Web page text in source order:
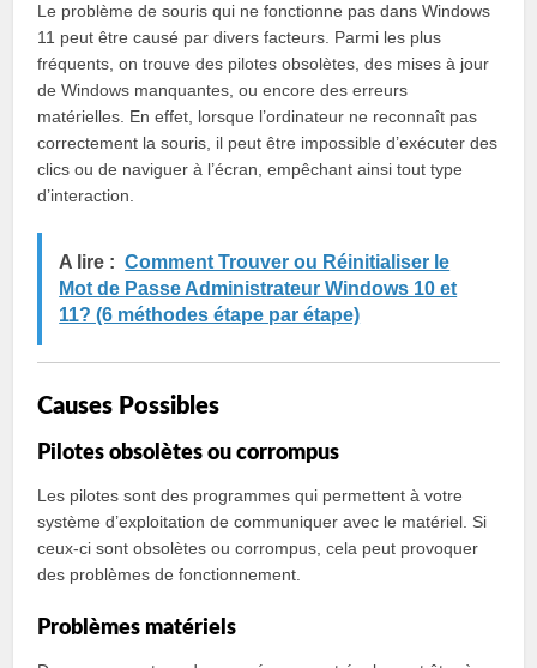
Le problème de souris qui ne fonctionne pas dans Windows
11 peut être causé par divers facteurs. Parmi les plus
fréquents, on trouve des pilotes obsolètes, des mises à jour
de Windows manquantes, ou encore des erreurs
matérielles. En effet, lorsque l’ordinateur ne reconnaît pas
correctement la souris, il peut être impossible d’exécuter des
clics ou de naviguer à l’écran, empêchant ainsi tout type
d’interaction.
A lire : Comment Trouver ou Réinitialiser le
Mot de Passe Administrateur Windows 10 et
11? (6 méthodes étape par étape)
Causes Possibles
Pilotes obsolètes ou corrompus
Les pilotes sont des programmes qui permettent à votre
système d’exploitation de communiquer avec le matériel. Si
ceux-ci sont obsolètes ou corrompus, cela peut provoquer
des problèmes de fonctionnement.
Problèmes matériels